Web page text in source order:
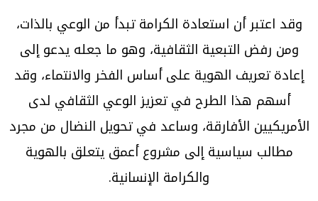
وقد اعتبر أن استعادة الكرامة تبدأ من الوعي بالذات،
ومن رفض التبعية الثقافية، وهو ما جعله يدعو إلى
إعادة تعريف الهوية على أساس الفخر والانتماء، وقد
أسهم هذا الطرح في تعزيز الوعي الثقافي لدى
الأمريكيين الأفارقة، وساعد في تحويل النضال من مجرد
مطالب سياسية إلى مشروع أعمق يتعلق بالهوية
والكرامة الإنسانية.